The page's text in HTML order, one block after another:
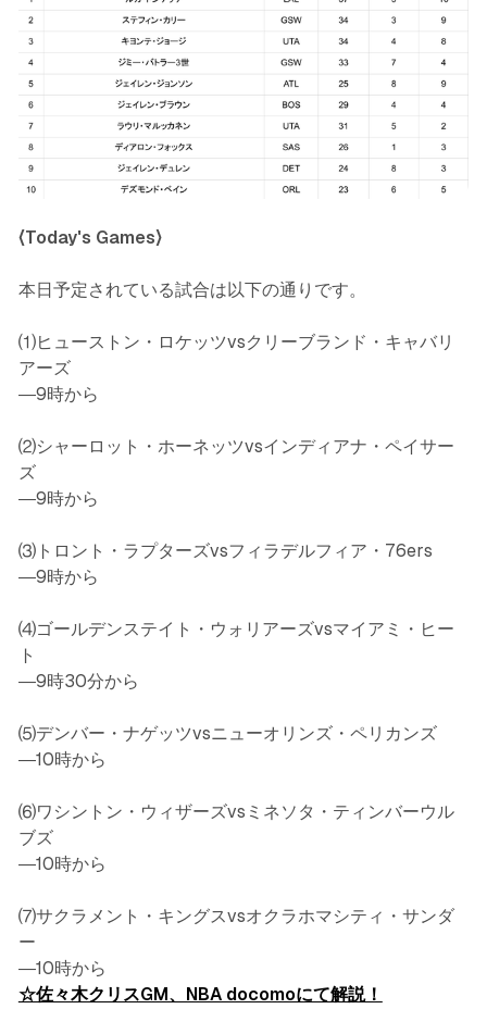
〈Today's Games〉
本日予定されている試合は以下の通りです。
⑴ヒューストン・ロケッツvsクリーブランド・キャバリ
アーズ
―9時から
⑵シャーロット・ホーネッツvsインディアナ・ペイサー
ズ
―9時から
⑶トロント・ラプターズvsフィラデルフィア・76ers
―9時から
⑷ゴールデンステイト・ウォリアーズvsマイアミ・ヒー
ト
―9時30分から
⑸デンバー・ナゲッツvsニューオリンズ・ペリカンズ
―10時から
⑹ワシントン・ウィザーズvsミネソタ・ティンバーウル
ブズ
―10時から
⑺サクラメント・キングスvsオクラホマシティ・サンダ
ー
―10時から
☆佐々木クリスGM、NBA docomoにて解説！